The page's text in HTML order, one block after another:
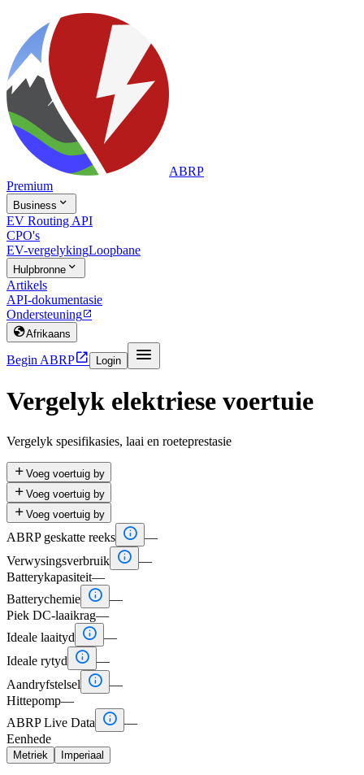
ABRP
Premium
Business 
EV Routing API
CPO's
EV-vergelykingLoopbane
Hulpbronne 
Artikels
API-dokumentasie
Ondersteuning
Afrikaans
Begin ABRP Login 
Vergelyk elektriese voertuie
Vergelyk spesifikasies, laai en roeteprestasie
 Voeg voertuig by
 Voeg voertuig by
 Voeg voertuig by
ABRP geskatte reeks  —
Verwysingsverbruik  —
Batterykapasiteit—
Batterychemie  —
Piek DC-laaikrag—
Ideale laaityd
 —
Ideale rytyd
 —
Aandryfstelsel
 —
Hittepomp—
ABRP Live Data
 —
Eenhede
Metriek Imperiaal